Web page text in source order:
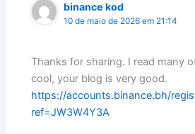
binance kod
10 de maio de 2026 em 21:14
Thanks for sharing. I read many
cool, your blog is very good.
https://accounts.binance.bh/
ref=JW3W4Y3A